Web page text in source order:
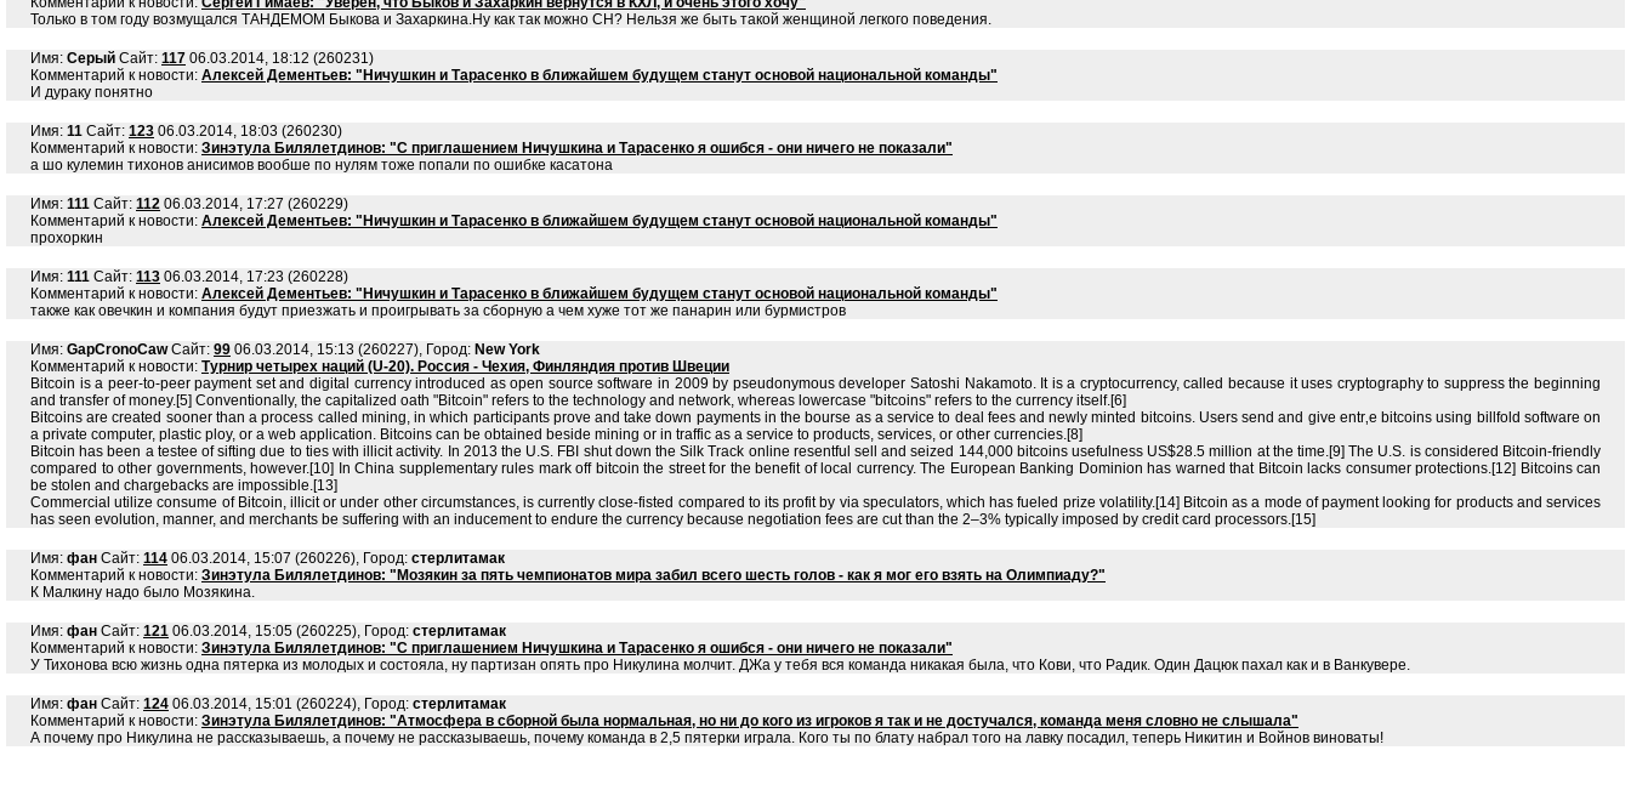
Только в том году возмущался ТАНДЕМОМ Быкова и Захаркина.Ну как так можно СН? Нельзя же быть такой женщиной легкого поведения.
Имя: Серый Сайт: 117 06.03.2014, 18:12 (260231)
Комментарий к новости: Алексей Дементьев: "Ничушкин и Тарасенко в ближайшем будущем станут основой национальной команды"
И дураку понятно
Имя: 11 Сайт: 123 06.03.2014, 18:03 (260230)
Комментарий к новости: Зинэтула Билялетдинов: "С приглашением Ничушкина и Тарасенко я ошибся - они ничего не показали"
а шо кулемин тихонов анисимов вообше по нулям тоже попали по ошибке касатона
Имя: 111 Сайт: 112 06.03.2014, 17:27 (260229)
Комментарий к новости: Алексей Дементьев: "Ничушкин и Тарасенко в ближайшем будущем станут основой национальной команды"
прохоркин
Имя: 111 Сайт: 113 06.03.2014, 17:23 (260228)
Комментарий к новости: Алексей Дементьев: "Ничушкин и Тарасенко в ближайшем будущем станут основой национальной команды"
также как овечкин и компания будут приезжать и проигрывать за сборную а чем хуже тот же панарин или бурмистров
Имя: GapCronoCawСайт: 99 06.03.2014, 15:13 (260227), Город: New York
Комментарий к новости: Турнир четырех наций (U-20). Россия - Чехия, Финляндия против Швеции
Bitcoin is a peer-to-peer payment set and digital currency introduced as open source software in 2009 by pseudonymous developer Satoshi Nakamoto. It is a cryptocurrency, called because it uses cryptography to suppress the beginning
and transfer of money.[5] Conventionally, the capitalized oath "Bitcoin" refers to the technology and network, whereas lowercase "bitcoins" refers to the currency itself.[6]
Bitcoins are created sooner than a process called mining, in which participants prove and take down payments in the bourse as a service to deal fees and newly minted bitcoins. Users send and give entr‚e bitcoins using billfold software on
a private computer, plastic ploy, or a web application. Bitcoins can be obtained beside mining or in traffic as a service to products, services, or other currencies.[8]
Bitcoin has been a testee of sifting due to ties with illicit activity. In 2013 the U.S. FBI shut down the Silk Track online resentful sell and seized 144,000 bitcoins usefulness US$28.5 million at the time.[9] The U.S. is considered Bitcoin-friendly
compared to other governments, however.[10] In China supplementary rules mark off bitcoin the street for the benefit of local currency. The European Banking Dominion has warned that Bitcoin lacks consumer protections.[12] Bitcoins can
be stolen and chargebacks are impossible.[13]
Commercial utilize consume of Bitcoin, illicit or under other circumstances, is currently close-fisted compared to its profit by via speculators, which has fueled prize volatility.[14] Bitcoin as a mode of payment looking for products and services
has seen evolution, manner, and merchants be suffering with an inducement to endure the currency because negotiation fees are cut than the 2–3% typically imposed by credit card processors.[15]
Имя: фан Сайт: 114 06.03.2014, 15:07 (260226), Город: стерлитамак
Комментарий к новости: Зинэтула Билялетдинов: "Мозякин за пять чемпионатов мира забил всего шесть голов - как я мог его взять на Олимпиаду?"
К Малкину надо было Мозякина.
Имя: фан Сайт: 121 06.03.2014, 15:05 (260225), Город: стерлитамак
Комментарий к новости: Зинэтула Билялетдинов: "С приглашением Ничушкина и Тарасенко я ошибся - они ничего не показали"
У Тихонова всю жизнь одна пятерка из молодых и состояла, ну партизан опять про Никулина молчит. ДЖа у тебя вся команда никакая была, что Кови, что Радик. Один Дацюк пахал как и в Ванкувере.
Имя: фан Сайт: 124 06.03.2014, 15:01 (260224), Город: стерлитамак
Комментарий к новости: Зинэтула Билялетдинов: "Атмосфера в сборной была нормальная, но ни до кого из игроков я так и не достучался, команда меня словно не слышала"
А почему про Никулина не рассказываешь, а почему не рассказываешь, почему команда в 2,5 пятерки играла. Кого ты по блату набрал того на лавку посадил, теперь Никитин и Войнов виноваты!